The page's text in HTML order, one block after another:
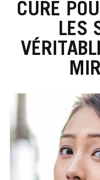
CURE
LES